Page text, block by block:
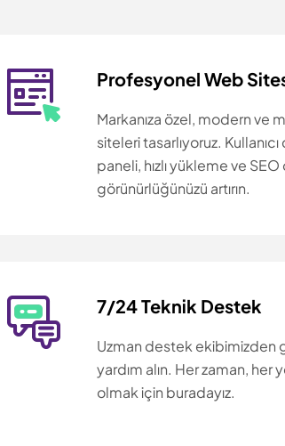
Profesyonel Web
Markanıza özel, modern ve
siteleri tasarlıyoruz.
paneli, hızlı yükleme ve
görünürlüğünüzü artırın.
7/24 Teknik Destek
Uzman destek ekibimizden
yardım alın. Her zaman, her
olmak için buradayız.